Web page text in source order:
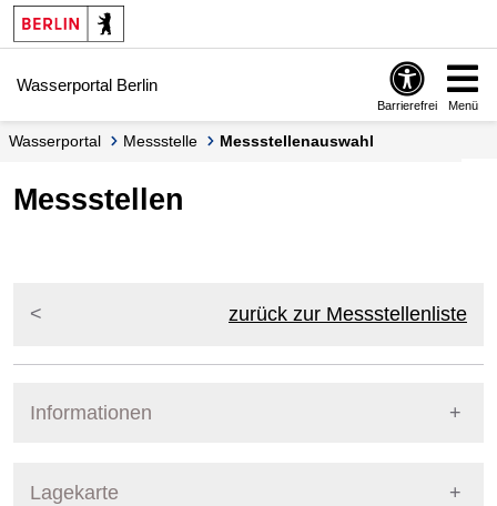
Springe zur Navigation
Springe zum Inhalt
Wasserportal Berlin
Barrierefrei Menü
Wasserportal Messstelle Messstellenauswahl
Messstellen
zurück zur Messstellenliste
Informationen
Lagekarte